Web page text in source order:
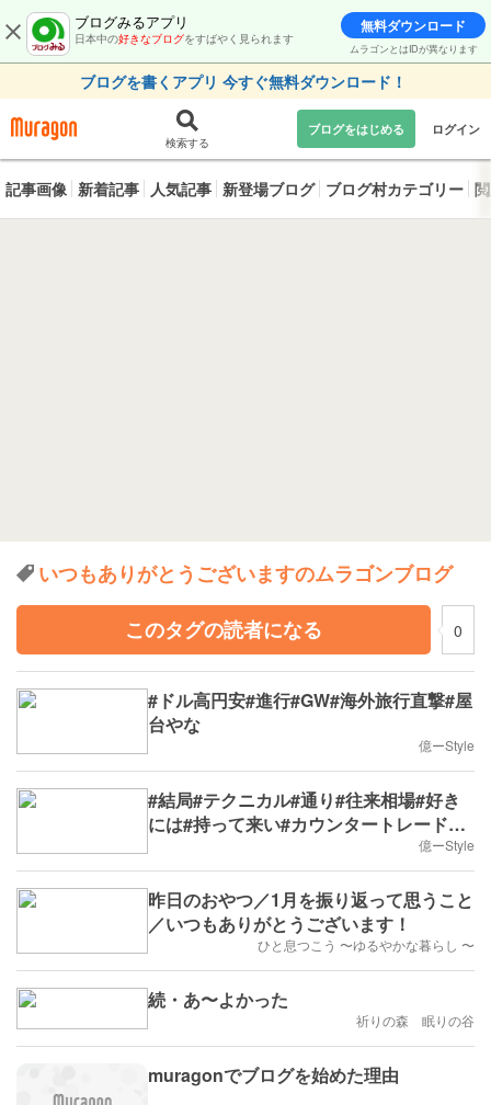
ブログみるアプリ
日本中の好きなブログをすばやく見られます
無料ダウンロード
ムラゴンとはIDが異なります
ブログを書くアプリ 今すぐ無料ダウンロード！
検索する
ブログをはじめる ログイン
記事画像 新着記事 人気記事 新登場ブログ ブログ村カテゴリー
いつもありがとうございますのムラゴンブログ
このタグの読者になる
0
#ドル高円安#進行#GW#海外旅行直撃#屋
台やな
億ーStyle
#結局#テクニカル#通り#往来相場#好き
には#持って来い#カウンタートレード#
億ーStyle
昨日のおやつ／1月を振り返って思うこと
／いつもありがとうございます！
ひと息つこう 〜ゆるやかな暮らし 〜
続・あ〜よかった
祈りの森 眠りの谷
muragonでブログを始めた理由